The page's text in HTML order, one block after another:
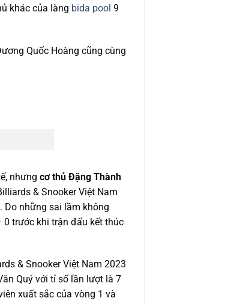
khác của làng bida pool 9
Quốc Hoàng cũng cùng
nhưng cơ thủ Đặng Thành
& Snooker Việt Nam
Do những sai lầm không
trước khi trận đấu kết thúc
& Snooker Việt Nam 2023
Quý với tỉ số lần lượt là 7
xuất sắc của vòng 1 và